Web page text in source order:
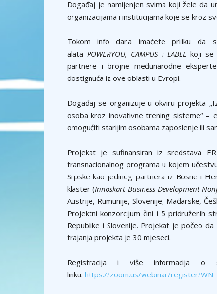
Događaj je namijenjen svima koji žele da
organizacijama i institucijama koje se kroz
Tokom info dana imaćete priliku da
alata POWERYOU, CAMPUS i LABELkoji se
partnere i brojne međunarodne
dostignuća iz ove oblasti u Evropi.
Događaj se organizuje u okviru projekta
osoba kroz inovativne trening sisteme“ –
omogućiti starijim osobama zaposlenje ili
Projekat je sufinansiran iz sredstava
transnacionalnog programa u kojem
Srpske kao jedinog partnera iz Bosne i
klaster (Innoskart Business Development
Austrije, Rumunije, Slovenije, Mađarske,
Projektni konzorcijum čini i 5 pridruženih
Republike i Slovenije. Projekat je počeo
trajanja projekta je 30 mjeseci.
Registracija i više informacija o
linku: https://zoom.us/webinar/register/